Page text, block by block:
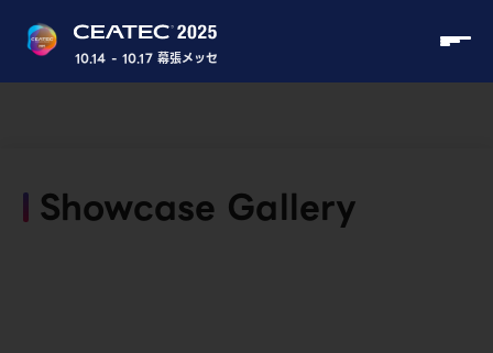
10.14 - 10.17 幕張メッセ
Showcase Gallery